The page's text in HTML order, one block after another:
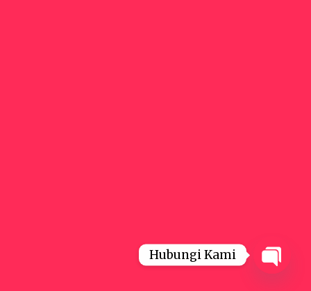
Hubungi Kami